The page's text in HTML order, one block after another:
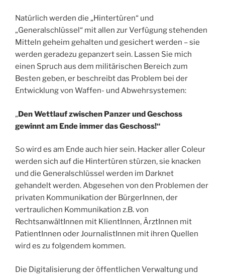
Natürlich werden die „Hintertüren“ und
„Generalschlüssel“ mit allen zur Verfügung stehenden
Mitteln geheim gehalten und gesichert werden – sie
werden geradezu gepanzert sein. Lassen Sie mich
einen Spruch aus dem militärischen Bereich zum
Besten geben, er beschreibt das Problem bei der
Entwicklung von Waffen- und Abwehrsystemen:
„Den Wettlauf zwischen Panzer und Geschoss
gewinnt am Ende immer das Geschoss!“
So wird es am Ende auch hier sein. Hacker aller Coleur
werden sich auf die Hintertüren stürzen, sie knacken
und die Generalschlüssel werden im Darknet
gehandelt werden. Abgesehen von den Problemen der
privaten Kommunikation der BürgerInnen, der
vertraulichen Kommunikation z.B. von
RechtsanwältInnen mit KlientInnen, ÄrztInnen mit
PatientInnen oder JournalistInnen mit ihren Quellen
wird es zu folgendem kommen.
Die Digitalisierung der öffentlichen Verwaltung und